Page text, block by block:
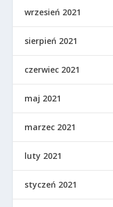
wrzesień 2021
sierpień 2021
czerwiec 2021
maj 2021
marzec 2021
luty 2021
styczeń 2021